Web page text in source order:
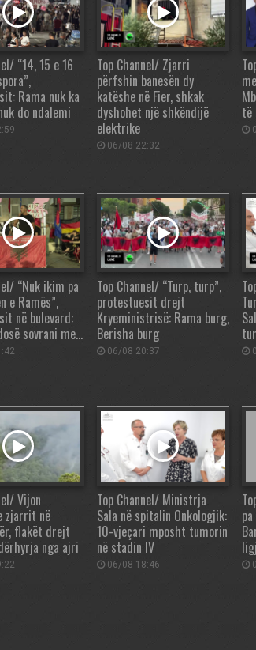
“14, 15 e 16
Rama nuk ka
do ndalemi
Top Channel/ Zjarri
përfshin banesën dy
katëshe në Fier, shkak
dyshohet një shkëndijë
elektrike
06/08 22:32
të
“Nuk ikim pa
e Ramës”,
në bulevard:
sovrani me…
Top Channel/ “Turp, turp”,
protestuesit drejt
Kryeministrisë: Rama burg,
Berisha burg
06/08 20:37
Vijon
zjarrit në
flakët drejt
nga ajri
Top Channel/ Ministrja
Sala në spitalin Onkologjik:
10-vjeçari mposht tumorin
në stadin IV
06/08 18:46